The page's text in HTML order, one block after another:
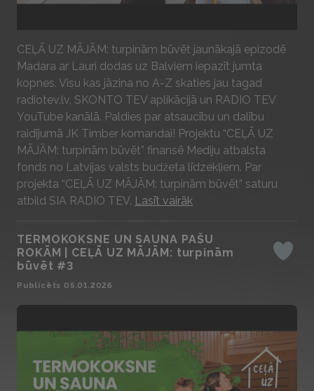
Play
CEĻĀ UZ MĀJĀM: turpinām būvēt jaunākajā epizodē
Madara ar Lauri dodas uz Balviem iepazīt jumta
kopnes. Visu kas jāzina no A-Z skaties jau tagad
radiotev.lv, SKONTO TEV aplikācijā un RADIO TEV
YouTube kanālā. Paldies par atsaucību un dalību
raidījumā JK Timber komandai! Projektu “CEĻĀ UZ
MĀJĀM: turpinām būvēt” finansē Mediju atbalsta
fonds no Latvijas valsts budžeta līdzekļiem. Par
projekta “CEĻĀ UZ MĀJĀM: turpinām būvēt” saturu
atbild SIA RADIO TEV. Lasīt vairāk
TERMOKOKSNE UN SAUNA PAŠU
ROKĀM | CEĻĀ UZ MĀJĀM: turpinām
būvēt #3
Publicēts 05.01.2026